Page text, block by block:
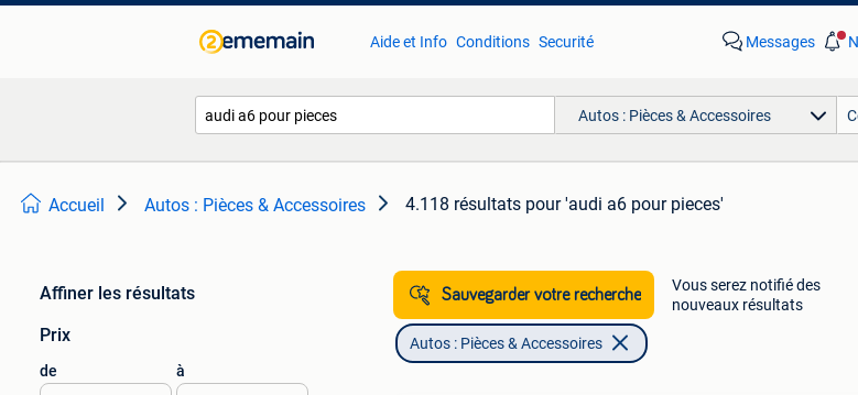
Aide et Info Conditions Securité Messages
Autos : Pièces & Accessoires
Accueil Autos : Pièces & Accessoires 4.118 résultats pour 'audi a6 pour pieces'
Affiner les résultats
Prix
de à
Sauvegarder votre recherche
Vous serez notifié des
nouveaux résultats
Autos : Pièces & Accessoires